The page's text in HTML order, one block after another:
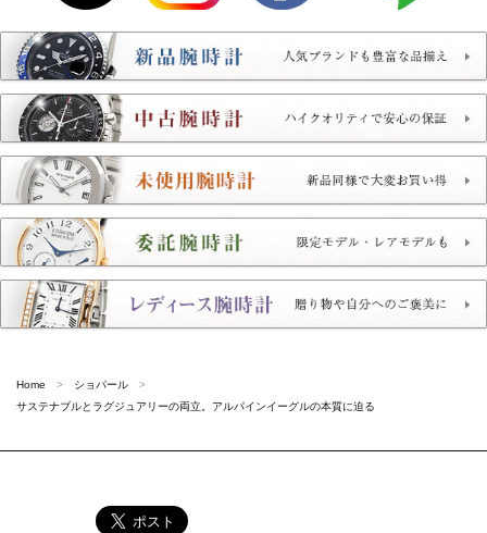
Home
ショパール
サステナブルとラグジュアリーの両立。アルパインイーグルの本質に迫る